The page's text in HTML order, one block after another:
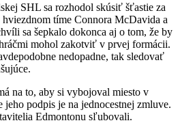
SHL sa rozhodol skúsiť šťastie za
tíme Connora McDavida a
sa šepkalo dokonca aj o tom, že by
mohol zakotviť v prvej formácii.
nedopadne, tak sledovať
na to, aby si vybojoval miesto v
podpis je na jednocestnej zmluve.
Edmontonu sľubovali.